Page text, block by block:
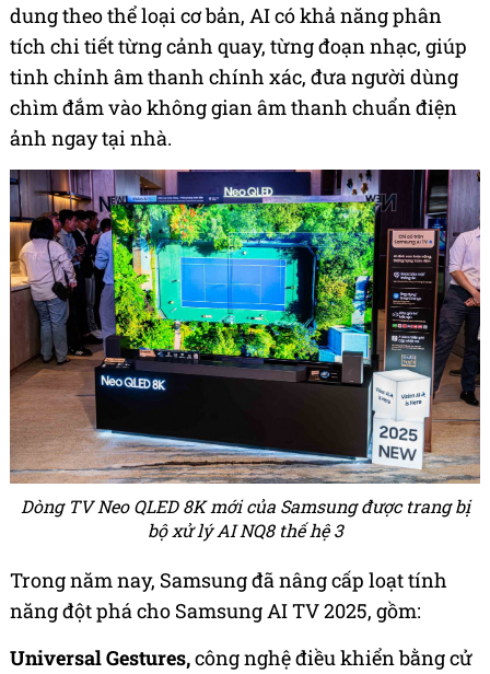
dung theo thể loại cơ bản, AI có khả năng phân
tích chi tiết từng cảnh quay, từng đoạn nhạc, giúp
tinh chỉnh âm thanh chính xác, đưa người dùng
chìm đắm vào không gian âm thanh chuẩn điện
ảnh ngay tại nhà.
Dòng TV Neo QLED 8K mới của Samsung được trang bị
bộ xử lý AI NQ8 thế hệ 3
Trong năm nay, Samsung đã nâng cấp loạt tính
năng đột phá cho Samsung AI TV 2025, gồm:
Universal Gestures,công nghệ điều khiển bằng cử